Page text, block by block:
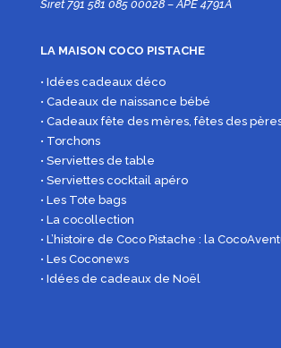
Siret 791 581 085 00028 – APE 4791A
LA MAISON COCO PISTACHE
• Idées cadeaux déco
• Cadeaux de naissance bébé
• Cadeaux fête des mères, fêtes des
• Torchons
• Serviettes de table
• Serviettes cocktail apéro
• Les Tote bags
• La cocollection
• L’histoire de Coco Pistache : la
• Les Coconews
• Idées de cadeaux de Noël